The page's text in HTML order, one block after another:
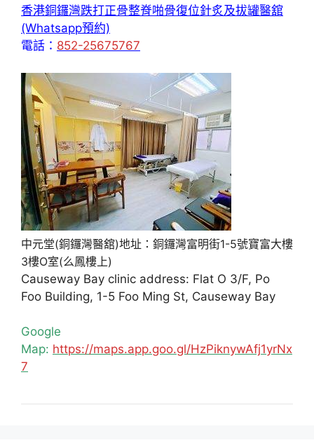
香港銅鑼灣跌打正骨整脊啪骨復位針炙及拔罐醫舘
(Whatsapp預約)
電話： 852-25675767
中元堂(銅鑼灣醫舘)地址：銅鑼灣富明街1-5號寶富大樓
3樓O室(么鳳樓上)
Causeway Bay clinic address: Flat O 3/F, Po
Foo Building, 1-5 Foo Ming St, Causeway Bay
Google
Map: https://maps.app.goo.gl/HzPiknywAfj1yrNx
7